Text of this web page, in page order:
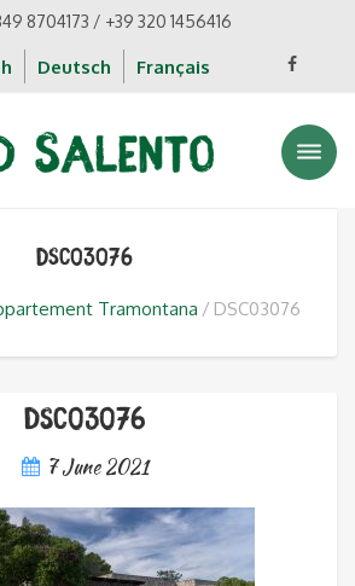
8704173 / +39 320 1456416
Deutsch Français
DSC03076
Tramontana DSC03076
DSC03076
7 June 2021